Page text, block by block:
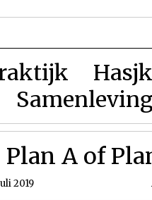
Plan A of
2019